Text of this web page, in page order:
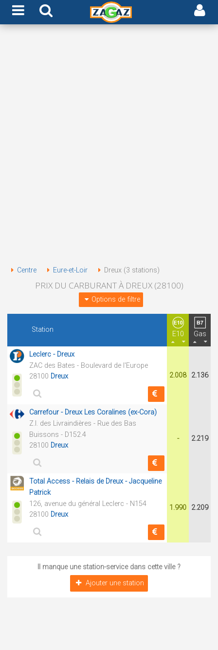
Centre Eure-et-Loir Dreux (3 stations)
PRIX DU CARBURANT À DREUX (28100)
Options de filtre
Station
E10 Gas
Leclerc - Dreux
ZAC des Bates - Boulevard de l'Europe
28100 Dreux 2.008 2.136
Carrefour - Dreux Les Coralines (ex-Cora)
Z.I. des Livraindières - Rue des Bas
Buissons - D152.4
28100 Dreux
- 2.219
Total Access - Relais de Dreux - Jacqueline
Patrick
126, avenue du général Leclerc - N154
28100 Dreux
1.990 2.209
Il manque une station-service dans cette ville ?
Ajouter une station